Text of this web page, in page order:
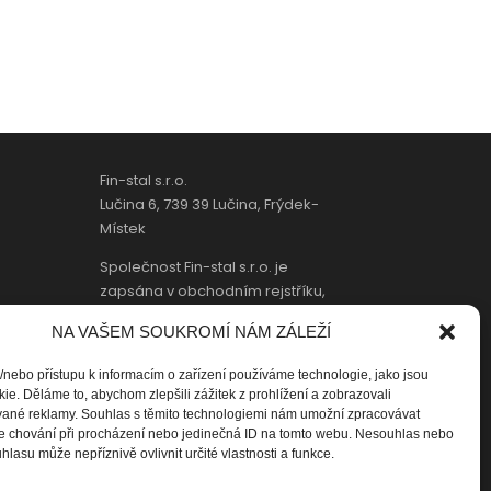
NA VAŠEM SOUKROMÍ NÁM ZÁLEŽÍ
nebo přístupu k informacím o zařízení používáme technologie, jako jsou
Děláme to, abychom zlepšili zážitek z prohlížení a zobrazovali
reklamy. Souhlas s těmito technologiemi nám umožní zpracovávat
chování při procházení nebo jedinečná ID na tomto webu. Nesouhlas nebo
může nepříznivě ovlivnit určité vlastnosti a funkce.
Fin-stal s.r.o.
Lučina 6, 739 39 Lučina, Frýdek-
Místek
Společnost Fin-stal s.r.o. je
zapsána v obchodním rejstříku,
Ostravě, oddíl C, vložka 41182.
Tel/fax:+(420) 558 689 004
E-mail:fin-stal@fin-stal.cz
IČ:268 81 853
DIČ:CZ268 81 853